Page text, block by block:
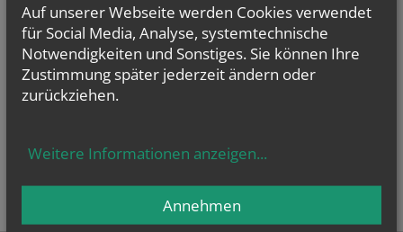
Auf unserer Webseite werden Cookies verwendet
für Social Media, Analyse, systemtechnische
Notwendigkeiten und Sonstiges. Sie können Ihre
Zustimmung später jederzeit ändern oder
zurückziehen.
Weitere Informationen anzeigen...
Annehmen